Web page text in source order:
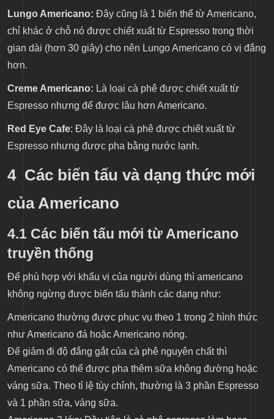
Lungo Americano: Đây cũng là 1 biến thể từ Americano,
chỉ khác ở chỗ nó được chiết xuất từ Espresso trong thời
gian dài (hơn 30 giây) cho nên Lungo Americano có vị đắng
hơn.
Creme Americano: Là loại cà phê được chiết xuất từ
Espresso nhưng để được lâu hơn Americano.
Red Eye Cafe: Đây là loại cà phê được chiết xuất từ
Espresso nhưng được pha bằng nước lạnh.
4 Các biến tấu và dạng thức mới
của Americano
4.1 Các biến tấu mới từ Americano
truyền thống
Để phù hợp với khẩu vị của người dùng thì americano
không ngừng được biến tấu thành các dạng như:
Americano thường được phục vụ theo 1 trong 2 hình thức
như Americano đá hoặc Americano nóng.
Để giảm đi độ đắng gắt của cà phê nguyên chất thì
Americano có thể được pha thêm sữa không đường hoặc
váng sữa. Theo tỉ lệ tùy chỉnh, thường là 3 phần Espresso
và 1 phần sữa, váng sữa.